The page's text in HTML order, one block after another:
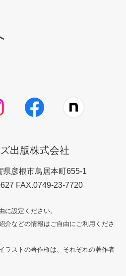
出版株式会社
県彦根市鳥居本町655-1
FAX.0749-23-7720
に設定ください。
介などの情報はご自由にご利用くださ
ラストの著作権は、それぞれの著作者